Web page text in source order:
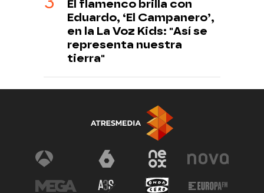
El flamenco brilla con
Eduardo, ‘El Campanero’,
en la La Voz Kids: "Así se
representa nuestra
tierra"